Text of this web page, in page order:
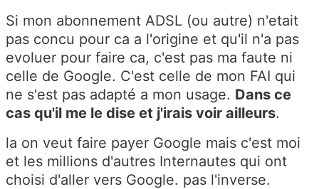
Si mon abonnement ADSL (ou autre) n'etait
pas concu pour ca a l'origine et qu'il n'a pas
evoluer pour faire ca, c'est pas ma faute ni
celle de Google. C'est celle de mon FAI qui
ne s'est pas adapté a mon usage. Dans ce
cas qu'il me le dise et j'irais voir ailleurs.
la on veut faire payer Google mais c'est moi
et les millions d'autres Internautes qui ont
choisi d'aller vers Google. pas l'inverse.